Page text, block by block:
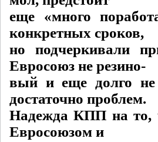
еще «много
конкретных сроков,
но подчеркивали
Евросоюз не резино-
вый и еще долго не
достаточно проблем.
Надежда КПП на то,
Евросоюзом и